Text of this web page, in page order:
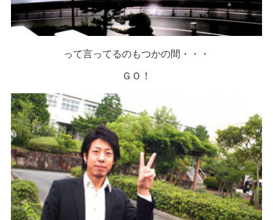
って言ってるのもつかの間・・・
ＧＯ！